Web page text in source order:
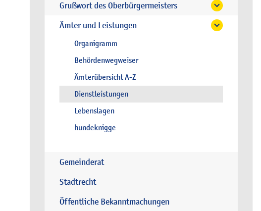
Grußwort des Oberbürgermeisters
Ämter und Leistungen
Organigramm
Behördenwegweiser
Ämterübersicht A-Z
Dienstleistungen
Lebenslagen
hundeknigge
Gemeinderat
Stadtrecht
Öffentliche Bekanntmachungen